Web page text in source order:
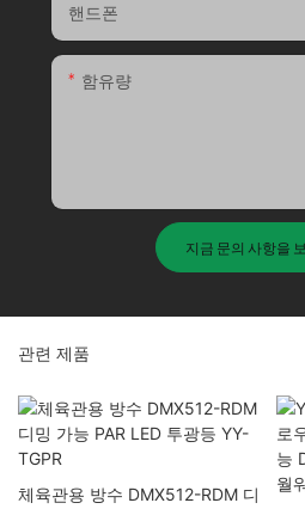
핸드폰
함유량
지금 문의 사항을
관련 제품
체육관용 방수 DMX512-RDM 디